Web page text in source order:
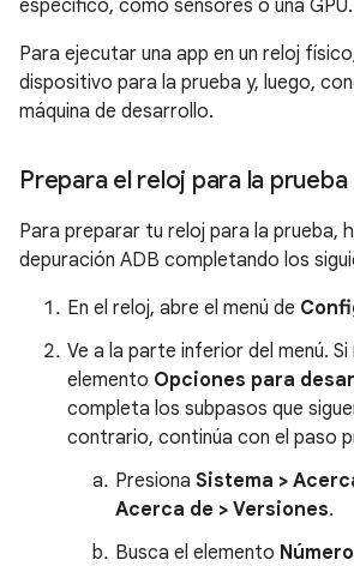
específico, como sensores o una GPU.
Para ejecutar una app en un reloj
dispositivo para la prueba y, luego,
máquina de desarrollo.
Prepara el reloj para la prueba
Para preparar tu reloj para la prueba,
depuración ADB completando los
En el reloj, abre el menú de
Ve a la parte inferior del menú.
elemento Opciones para
completa los subpasos que
contrario, continúa con el paso
Presiona Sistema >
Acerca de > Versiones.
Busca el elemento